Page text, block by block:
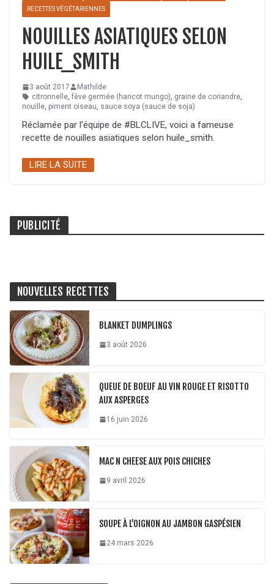
RECETTES VÉGÉTARIENNES
NOUILLES ASIATIQUES SELON
HUILE_SMITH
3 août 2017
Mathilde
citronnelle fève germée (haricot mungo) graine de coriandre
nouille piment oiseau sauce soya (sauce de soja)
Réclamée par l’équipe de #BLCLIVE, voici a fameuse
recette de nouilles asiatiques selon huile_smith.
LIRE LA SUITE
PUBLICITÉ
NOUVELLES RECETTES
BLANKET DUMPLINGS
3 août 2026
QUEUE DE BOEUF AU VIN ROUGE ET RISOTTO
AUX ASPERGES
16 juin 2026
MAC N CHEESE AUX POIS CHICHES
9 avril 2026
SOUPE À L’OIGNON AU JAMBON GASPÉSIEN
24 mars 2026